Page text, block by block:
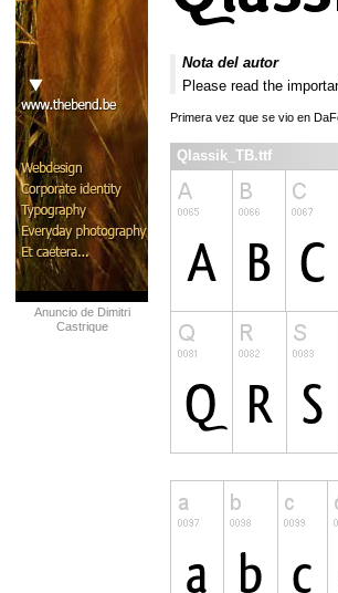
Anuncio de Dimitri
Castrique
Nota del autor
Please read the
Primera vez que se vio en
Qlassik_TB.ttf